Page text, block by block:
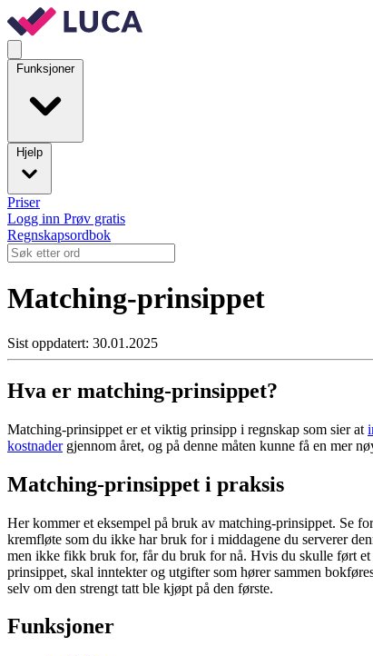
Funksjoner
Hjelp
Priser
Logg inn Prøv gratis
Regnskapsordbok
Matching-prinsippet
Sist oppdatert: 30.01.2025
Hva er matching-prinsippet?
Matching-prinsippet er et viktig prinsipp i regnskap som sier at
kostnadergjennom året, og på denne måten kunne få en mer
Matching-prinsippet i praksis
Her kommer et eksempel på bruk av matching-prinsippet. Se
kremfløte som du ikke har bruk for i middagene du serverer
men ikke fikk bruk for, får du bruk for nå. Hvis du skulle ført
prinsippet, skal inntekter og utgifter som hører sammen
selv om den strengt tatt ble kjøpt på den første.
Funksjoner